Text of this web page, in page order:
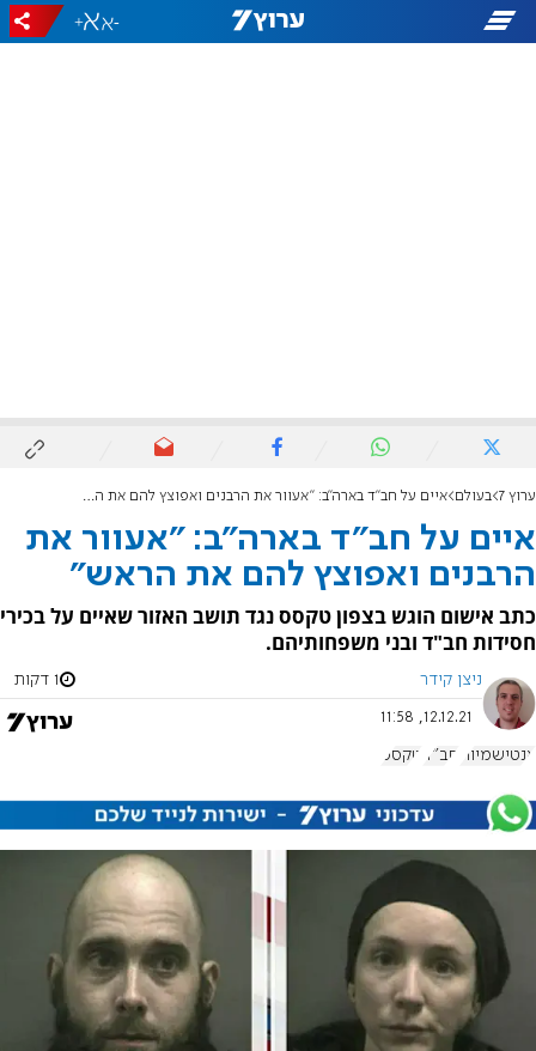
-
+
ערוץ 7 בעולם איים על חב"ד בארה"ב: "אעוור את הרבנים ואפוצץ להם את הראש"
איים על חב"ד בארה"ב: "אעוור את
הרבנים ואפוצץ להם את הראש"
כתב אישום הוגש בצפון טקסס נגד תושב האזור שאיים על בכירי
חסידות חב"ד ובני משפחותיהם.
ניצן קידר 1 דקות
12.12.21, 11:58
אנטישמיות חב"ד טקסס